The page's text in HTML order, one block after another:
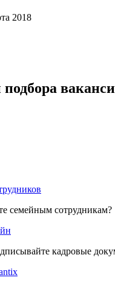
2018
семейным сотрудникам?
кадровые